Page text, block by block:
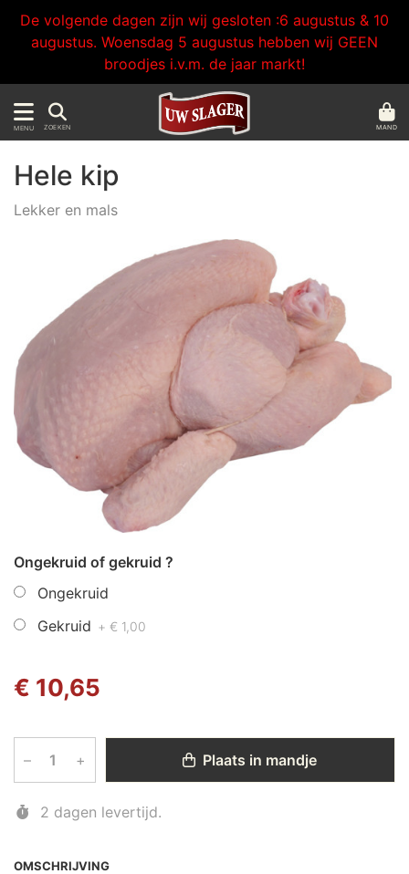
De volgende dagen zijn wij gesloten :6 augustus & 10
augustus. Woensdag 5 augustus hebben wij GEEN
broodjes i.v.m. de jaar markt!
MENU ZOEKEN MAND
OMSCHRIJVING
Hele kip
Lekker en mals
Ongekruid of gekruid ?
Ongekruid
Gekruid + € 1,00
€ 10,65
– + Plaats in mandje
2 dagen levertijd.